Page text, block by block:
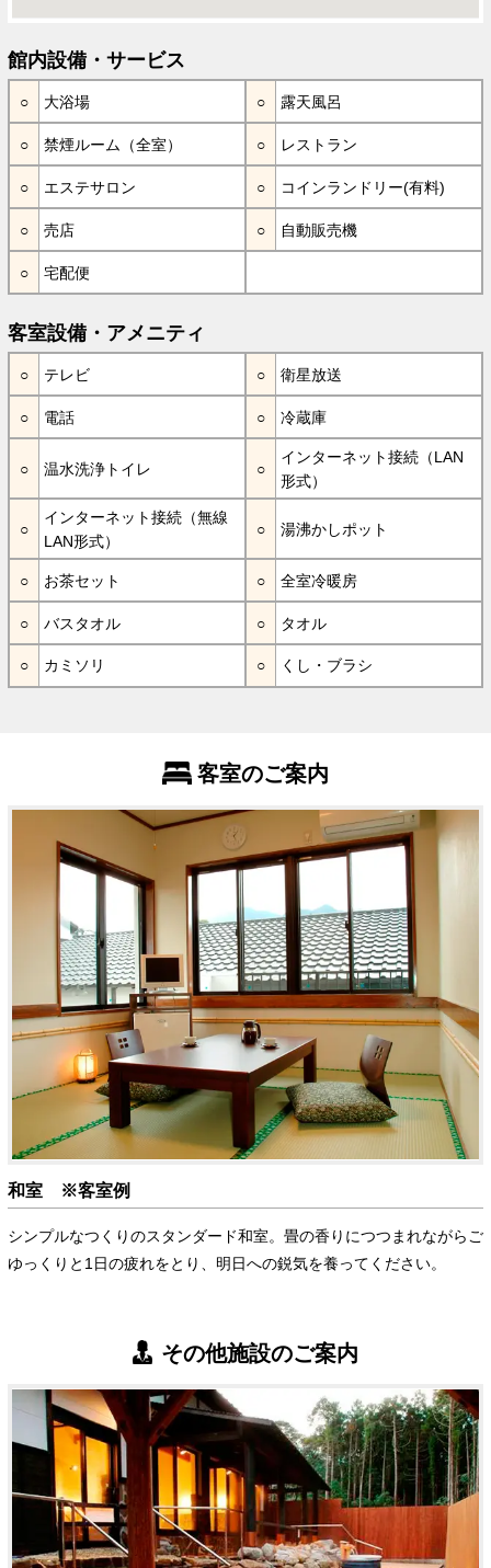
館内設備・サービス
大浴場 露天風呂
禁煙ルーム（全室） レストラン
エステサロン コインランドリー(有料)
売店 自動販売機
宅配便
客室設備・アメニティ
テレビ 衛星放送
電話 冷蔵庫
温水洗浄トイレ
インターネット接続（LAN
形式）
インターネット接続（無線
LAN形式）
湯沸かしポット
お茶セット 全室冷暖房
バスタオル タオル
カミソリ くし・ブラシ
客室のご案内
和室 ※客室例
シンプルなつくりのスタンダード和室。畳の香りにつつまれながらご
ゆっくりと1日の疲れをとり、明日への鋭気を養ってください。
その他施設のご案内